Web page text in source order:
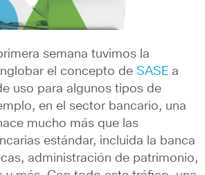
semana tuvimos la
el concepto de SASE a
uso para algunos tipos de
en el sector bancario, una
mucho más que las
estándar, incluida la banca
administración de patrimonio,